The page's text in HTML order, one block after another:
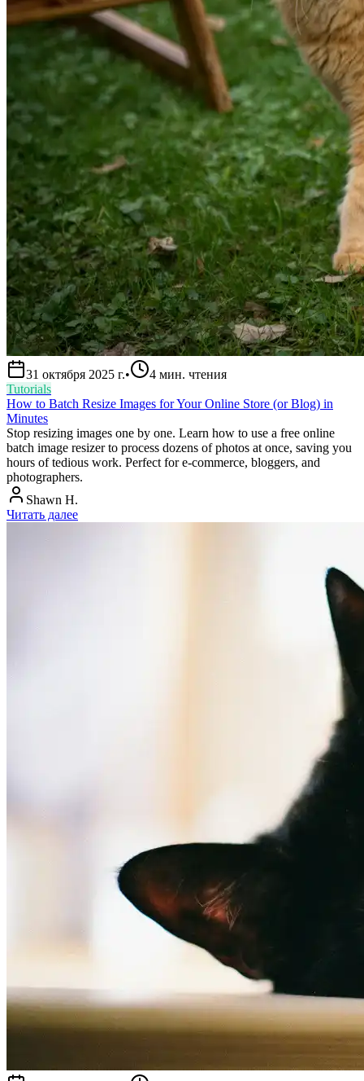
31 октября 2025 г.• 4 мин. чтения
Tutorials
How to Batch Resize Images for Your Online Store (or Blog) in
Minutes
Stop resizing images one by one. Learn how to use a free online
batch image resizer to process dozens of photos at once, saving you
hours of tedious work. Perfect for e-commerce, bloggers, and
photographers.
Shawn H.
Читать далее